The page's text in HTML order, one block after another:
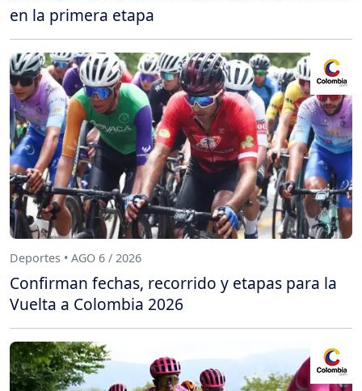
en la primera etapa
Deportes • AGO 6 / 2026
Confirman fechas, recorrido y etapas para la
Vuelta a Colombia 2026